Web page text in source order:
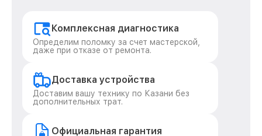
Комплексная диагностика
Определим поломку за счет мастерской,
даже при отказе от ремонта.
Доставка устройства
Доставим вашу технику по Казани без
дополнительных трат.
Официальная гарантия